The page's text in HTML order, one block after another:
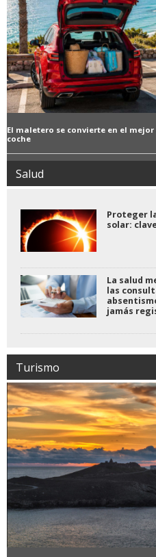
El maletero se convierte en el
coche
Salud
Proteger
solar:
La salud
las
jamás
Turismo